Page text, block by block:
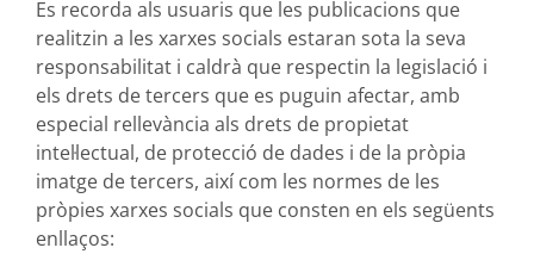
Es recorda als usuaris que les publicacions que
realitzin a les xarxes socials estaran sota la seva
responsabilitat i caldrà que respectin la legislació i
els drets de tercers que es puguin afectar, amb
especial rellevància als drets de propietat
intel·lectual, de protecció de dades i de la pròpia
imatge de tercers, així com les normes de les
pròpies xarxes socials que consten en els següents
enllaços: